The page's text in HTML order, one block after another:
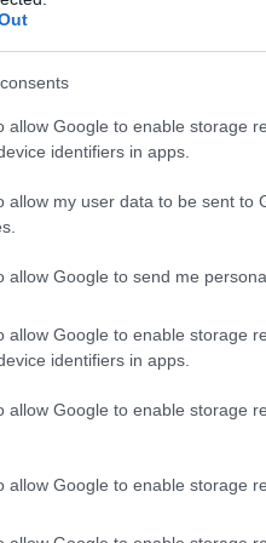
allow Google to enable storage
identifiers in apps.
allow my user data to be sent to
allow Google to send me
allow Google to enable storage
identifiers in apps.
allow Google to enable storage
allow Google to enable storage
BBC iPlayer e Hulu
un film che non è
e il gioco è fatto!
ti permette anche di